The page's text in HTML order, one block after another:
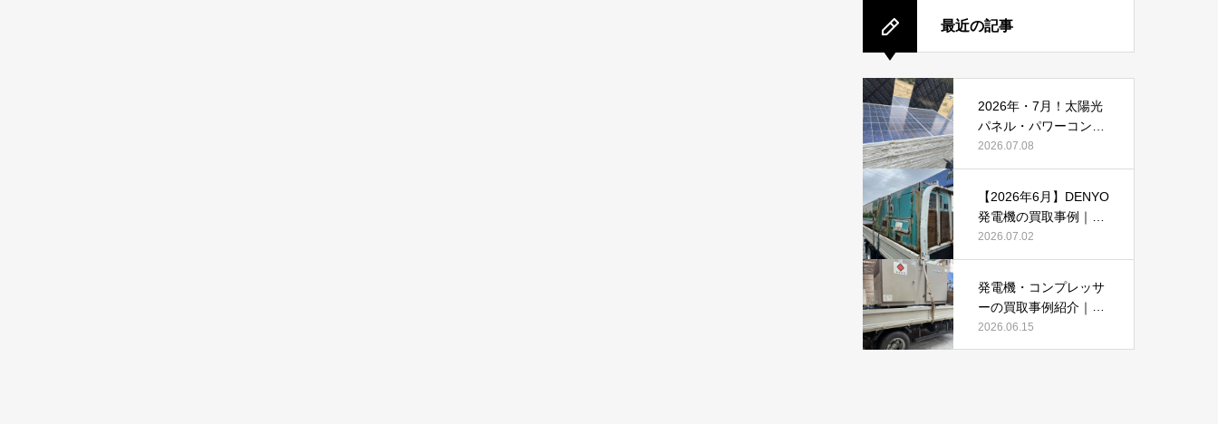
最近の記事
2026年・7月！太陽光
パネル・パワーコンデ
ィショナーの買取・無
料でのお引き取り強化
2026.07.08
【2026年6月】DENYO
発電機の買取事例｜錆
あり・故障品・大型発
電機も買取しました
2026.07.02
発電機・コンプレッサ
ーの買取事例紹介｜DE
NYO・AIRMANを2026
年6月も買取強化中
2026.06.15